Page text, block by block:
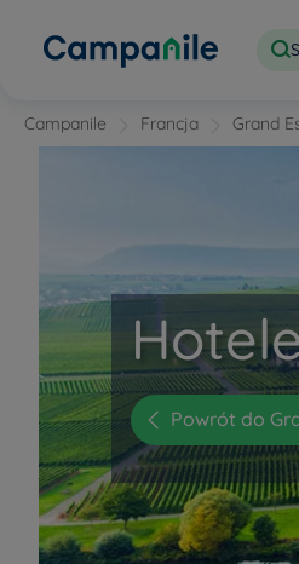
Campanile Francja Grand
Powrót do